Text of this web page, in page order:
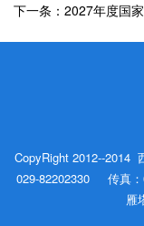
CopyRight 2012--2014
029-82202330 传真
雁